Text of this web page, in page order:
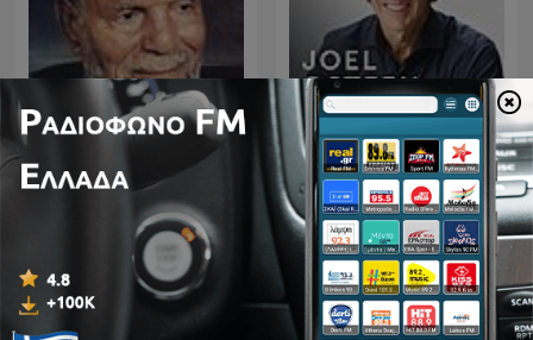
تفسير القرآن الكريم Joel Osteen Podcast